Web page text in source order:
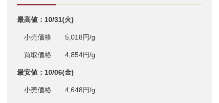
最高値：10/31(火)
小売価格 5,018円/g
買取価格 4,854円/g
最安値：10/06(金)
小売価格 4,648円/g